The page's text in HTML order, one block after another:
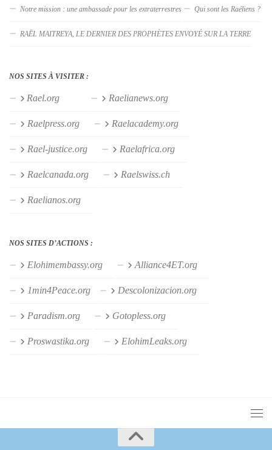
Notre mission : une ambassade pour les extraterrestres Qui sont les Raéliens ?
RAËL MAITREYA, LE DERNIER DES PROPHÈTES ENVOYÉ SUR LA TERRE
NOS SITES À VISITER :
Rael.org Raelianews.org
Raelpress.org Raelacademy.org
Rael-justice.org Raelafrica.org
Raelcanada.org Raelswiss.ch
Raelianos.org
NOS SITES D’ACTIONS :
Elohimembassy.org Alliance4ET.org
1min4Peace.org Descolonizacion.org
Paradism.org Gotopless.org
Proswastika.org ElohimLeaks.org